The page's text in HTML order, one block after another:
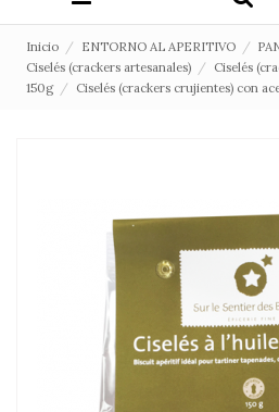
Inicio ENTORNO AL APERITIVO
Ciselés (crackers artesanales)
Ciselés
150g
Ciselés (crackers crujientes) con